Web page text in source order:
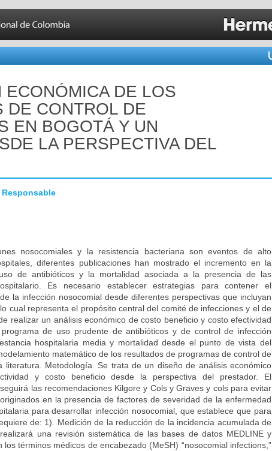
ECONÓMICA DE LOS
DE CONTROL DE
EN BOGOTÁ Y UN
LA PERSPECTIVA DEL
Responsable
nosocomiales y la resistencia bacteriana son eventos de alto
diferentes publicaciones han mostrado el incremento en la
de antibióticos y la mortalidad asociada a la presencia de las
Es necesario establecer estrategias para contener el
la infección nosocomial desde diferentes perspectivas que incluyan
cual representa el propósito central del comité de infecciones y el de
realizar un análisis económico de costo beneficio y costo efectividad
de uso prudente de antibióticos y de control de infección
hospitalaria media y mortalidad desde el punto de vista del
matemático de los resultados de programas de control de
literatura. Metodología. Se trata de un diseño de análisis económico
y costo beneficio desde la perspectiva del prestador. El
las recomendaciones Kilgore y Cols y Graves y cols para evitar
en la presencia de factores de severidad de la enfermedad
para desarrollar infección nosocomial, que establece que para
de: 1). Medición de la reducción de la incidencia acumulada de
una revisión sistemática de las bases de datos MEDLINE y
términos médicos de encabezado (MeSH) “nosocomial infections,”